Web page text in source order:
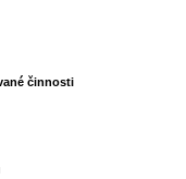
činnosti